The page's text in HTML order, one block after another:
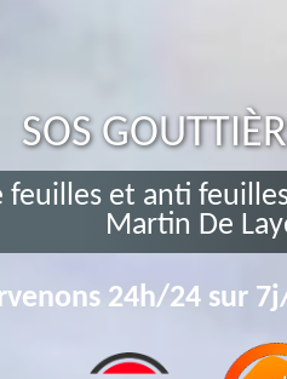
SOS
feuilles et anti
Martin De
24h/24 sur